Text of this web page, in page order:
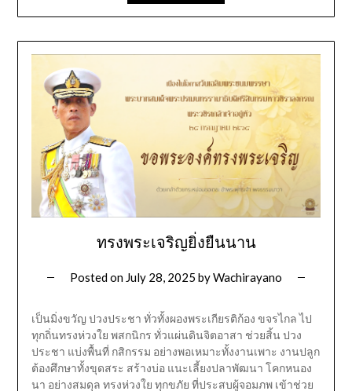
ทรงพระเจริญยิ่งยืนนาน
Posted on July 28, 2025 byWachirayano
เป็นมิ่งขวัญ ปวงประชา ทั่วทั้งผองพระเกียรติก้อง ขจรไกล ไป
ทุกถิ่นทรงห่วงใย พสกนิกร ทั่วแผ่นดินจิตอาสา ช่วยสิ้น ปวง
ประชา แบ่งพื้นที่ กสิกรรม อย่างพอเหมาะทั้งงานเพาะ งานปลูก
ต้องศึกษาทั้งขุดสระ สร้างบ่อ แนะเลี้ยงปลาพัฒนา โคกหนอง
นา อย่างสมดุล ทรงห่วงใย ทุกขภัย ที่ประสบผู้จอมภพ เข้าช่วย